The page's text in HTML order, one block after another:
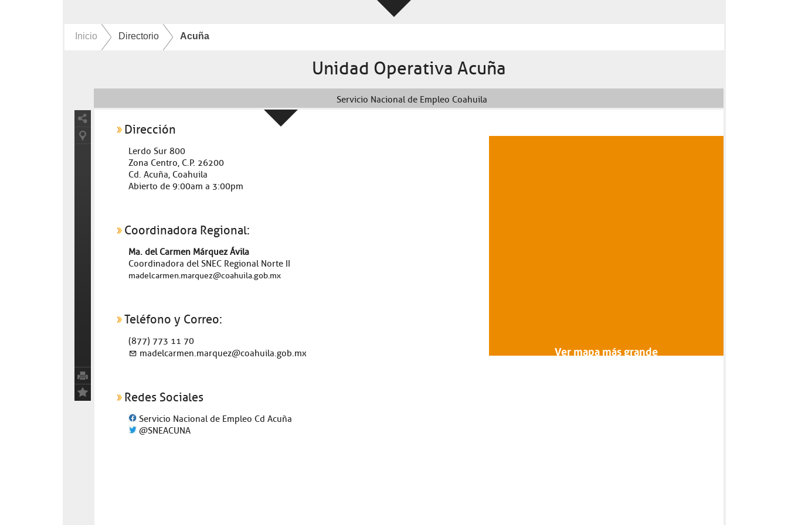
Inicio Directorio Acuña
Unidad Operativa Acuña
Servicio Nacional de Empleo Coahuila
Dirección
Lerdo Sur 800
Zona Centro, C.P. 26200
Cd. Acuña, Coahuila
Abierto de 9:00am a 3:00pm
Coordinadora Regional:
Ma. del Carmen Márquez Ávila
Coordinadora del SNEC Regional Norte II
madelcarmen.marquez@coahuila.gob.mx
Teléfono y Correo:
(877) 773 11 70
madelcarmen.marquez@coahuila.gob.mx
Redes Sociales
Servicio Nacional de Empleo Cd Acuña
@SNEACUNA
Ver mapa más grande